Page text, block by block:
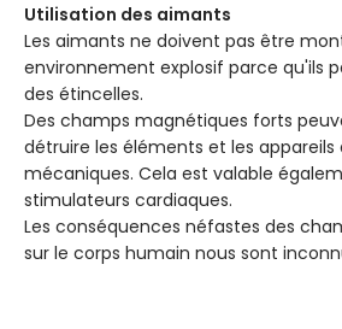
Utilisation des aimants
Les aimants ne doivent pas être
environnement explosif parce qu'ils
des étincelles.
Des champs magnétiques forts
détruire les éléments et les
mécaniques. Cela est valable
stimulateurs cardiaques.
Les conséquences néfastes des
sur le corps humain nous sont